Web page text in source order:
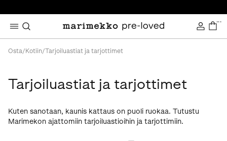
...
Osta/ Kotiin/Tarjoiluastiat ja tarjottimet
Tarjoiluastiat ja tarjottimet
Kuten sanotaan, kaunis kattaus on puoli ruokaa. Tutustu
Marimekon ajattomiin tarjoiluastioihin ja tarjottimiin.